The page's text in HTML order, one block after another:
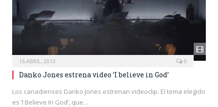
16 ABRIL, 2013 0
Danko Jones estrena video ‘I believe in God’
Los canadienses Danko Jones estrenan videoclip. El tema elegido
es ‘I Believe In God’, que…